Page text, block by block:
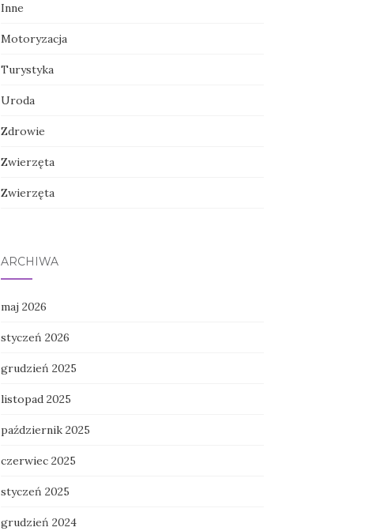
Inne
Motoryzacja
Turystyka
Uroda
Zdrowie
Zwierzęta
Zwierzęta
ARCHIWA
maj 2026
styczeń 2026
grudzień 2025
listopad 2025
październik 2025
czerwiec 2025
styczeń 2025
grudzień 2024